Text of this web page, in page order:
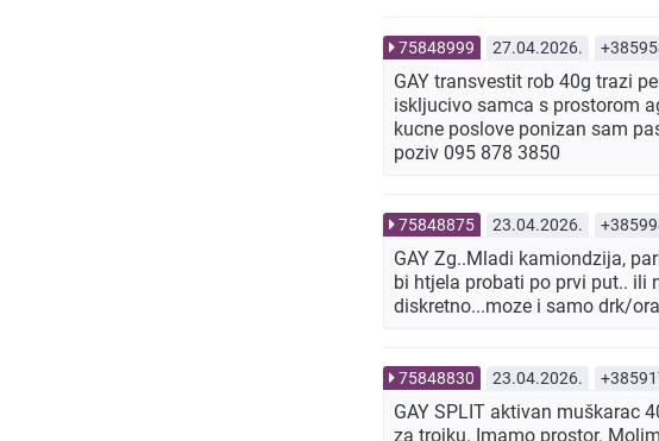
75848999 27.04.2026.
GAY transvestit rob 40g trazi
iskljucivo samca s prostorom
kucne poslove ponizan sam
poziv 095 878 3850
75848875 23.04.2026.
GAY Zg..Mladi kamiondzija,
bi htjela probati po prvi put.. ili
diskretno...moze i samo drk/
75848830 23.04.2026.
GAY SPLIT aktivan muškarac
za trojku. Imamo prostor.